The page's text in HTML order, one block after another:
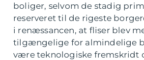
boliger, selvom de stadig
reserveret til de rigeste
i renæssancen, at fliser blev
tilgængelige for almindelige
være teknologiske fremskridt